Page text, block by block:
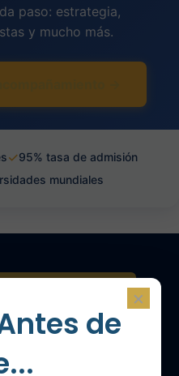
paso: estrategia,
y mucho más.
✓95% tasa de admisión
mundiales
experto
×
de